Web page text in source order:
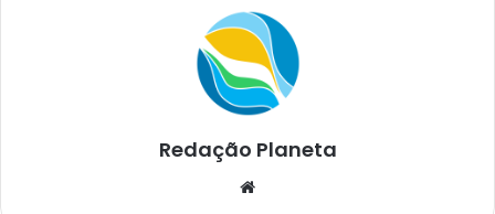
Redação Planeta